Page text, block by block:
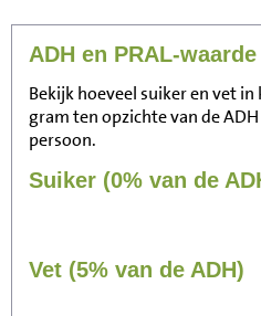
ADH en PRAL-waarde
Bekijk hoeveel suiker en vet
gram ten opzichte van de
persoon.
Suiker (0% van de
Vet (5% van de ADH)